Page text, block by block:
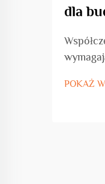
dla
Dzisiejsi
POKAŻ